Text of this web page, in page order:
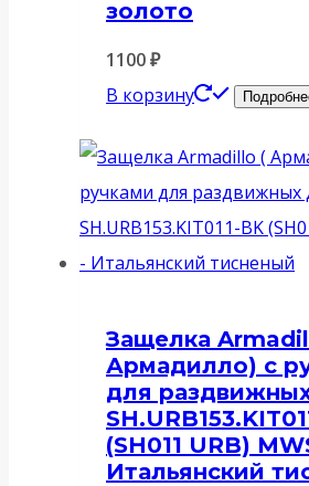
золото
1100₽
В корзину
Защелка
Армадилло) с
для
(SH011 URB)
Итальянский